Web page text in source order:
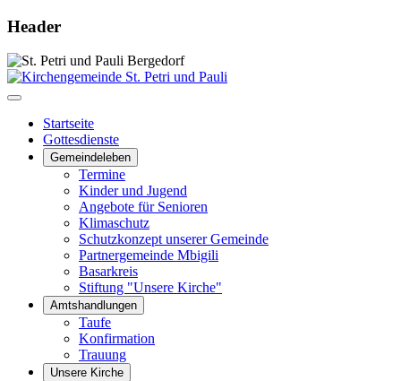
Header
Startseite
Gottesdienste
Gemeindeleben
Termine
Kinder und Jugend
Angebote für Senioren
Klimaschutz
Schutzkonzept unserer Gemeinde
Partnergemeinde Mbigili
Basarkreis
Stiftung "Unsere Kirche"
Amtshandlungen
Taufe
Konfirmation
Trauung
Unsere Kirche